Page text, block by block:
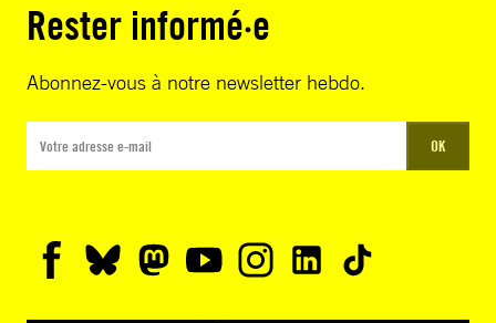
Rester informé·e
Abonnez-vous à notre newsletter hebdo.
OK